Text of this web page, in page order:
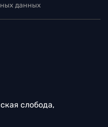
данных
слобода,